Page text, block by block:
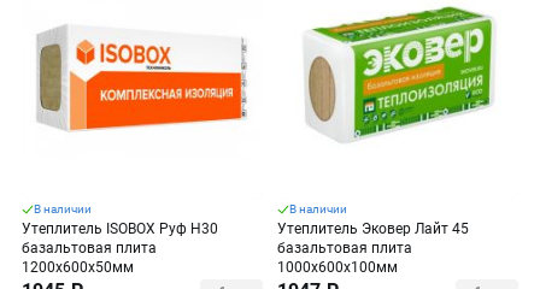
В наличии
Утеплитель ISOBOX Руф Н30
базальтовая плита
1200х600х50мм
В наличии
Утеплитель Эковер Лайт 45
базальтовая плита
1000х600х100мм